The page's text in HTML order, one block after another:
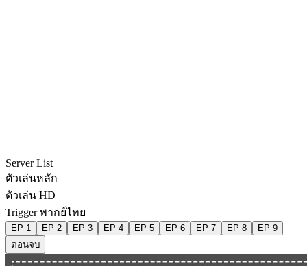
Server List
ตัวเล่นหลัก
ตัวเล่น HD
Trigger พากย์ไทย
EP 1 EP 2 EP 3 EP 4 EP 5 EP 6 EP 7 EP 8
EP 9
ตอนจบ